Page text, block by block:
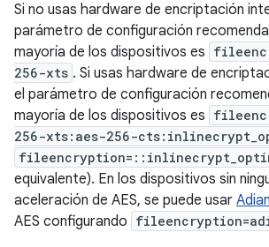
Si no usas hardware de encriptación
parámetro de configuración
mayoría de los dispositivos es
256-xts . Si usas hardware de
el parámetro de configuración
mayoría de los dispositivos es
256-xts:aes-256-
equivalente). En los dispositivos sin
aceleración de AES, se puede usar
AES configurando